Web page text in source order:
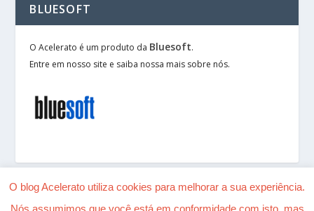
BLUESOFT
O Acelerato é um produto da Bluesoft.
Entre em nosso site e saiba nossa mais sobre nós.
O blog Acelerato utiliza cookies para melhorar a sua experiência.
Nós assumimos que você está em conformidade com isto, mas